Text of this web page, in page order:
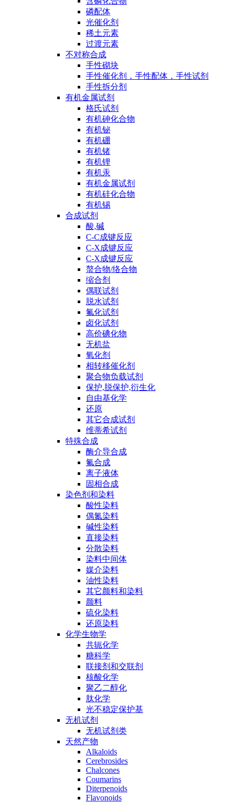
磷配体
光催化剂
稀土元素
过渡元素
不对称合成
手性砌块
手性催化剂，手性配体，手性试剂
手性拆分剂
有机金属试剂
格氏试剂
有机砷化合物
有机铋
有机硼
有机锗
有机锂
有机汞
有机金属试剂
有机硅化合物
有机锡
合成试剂
酸,碱
C-C成键反应
C-X成键反应
C-X成键反应
螯合物/络合物
缩合剂
偶联试剂
脱水试剂
氟化试剂
卤化试剂
高价碘化物
无机盐
氧化剂
相转移催化剂
聚合物负载试剂
保护,脱保护,衍生化
自由基化学
还原
其它合成试剂
维蒂希试剂
特殊合成
酶介导合成
氟合成
离子液体
固相合成
染色剂和染料
酸性染料
偶氮染料
碱性染料
直接染料
分散染料
染料中间体
媒介染料
油性染料
其它颜料和染料
颜料
硫化染料
还原染料
化学生物学
共轭化学
糖科学
联接剂和交联剂
核酸化学
聚乙二醇化
肽化学
光不稳定保护基
无机试剂
无机试剂类
天然产物
Alkaloids
Cerebrosides
Chalcones
Coumarins
Diterpenoids
Flavonoids